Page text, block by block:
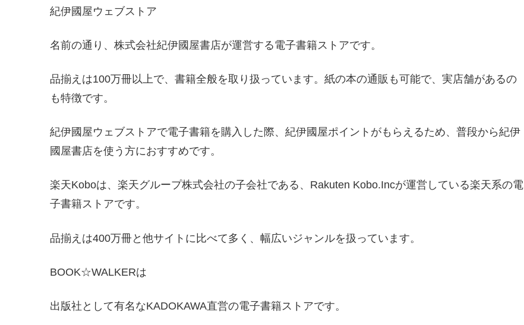
紀伊國屋ウェブストア
名前の通り、株式会社紀伊國屋書店が運営する電子書籍ストアです。
品揃えは100万冊以上で、書籍全般を取り扱っています。紙の本の通販も可能で、実店舗があるの
も特徴です。
紀伊國屋ウェブストアで電子書籍を購入した際、紀伊國屋ポイントがもらえるため、普段から紀伊
國屋書店を使う方におすすめです。
楽天Koboは、楽天グループ株式会社の子会社である、Rakuten Kobo.Incが運営している楽天系の電
子書籍ストアです。
品揃えは400万冊と他サイトに比べて多く、幅広いジャンルを扱っています。
BOOK☆WALKERは
出版社として有名なKADOKAWA直営の電子書籍ストアです。